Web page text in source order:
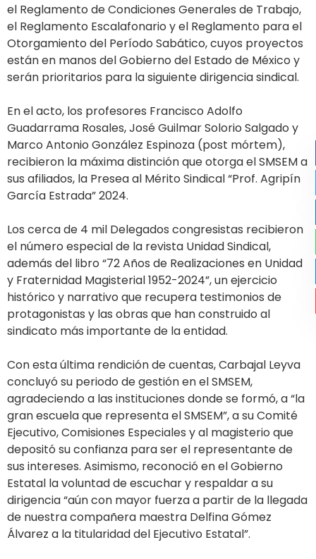
el Reglamento de Condiciones Generales de Trabajo,
el Reglamento Escalafonario y el Reglamento para el
Otorgamiento del Período Sabático, cuyos proyectos
están en manos del Gobierno del Estado de México y
serán prioritarios para la siguiente dirigencia sindical.
En el acto, los profesores Francisco Adolfo
Guadarrama Rosales, José Guilmar Solorio Salgado y
Marco Antonio González Espinoza (post mórtem),
recibieron la máxima distinción que otorga el SMSEM a
sus afiliados, la Presea al Mérito Sindical “Prof. Agripín
García Estrada” 2024.
Los cerca de 4 mil Delegados congresistas recibieron
el número especial de la revista Unidad Sindical,
además del libro “72 Años de Realizaciones en Unidad
y Fraternidad Magisterial 1952-2024”, un ejercicio
histórico y narrativo que recupera testimonios de
protagonistas y las obras que han construido al
sindicato más importante de la entidad.
Con esta última rendición de cuentas, Carbajal Leyva
concluyó su periodo de gestión en el SMSEM,
agradeciendo a las instituciones donde se formó, a “la
gran escuela que representa el SMSEM”, a su Comité
Ejecutivo, Comisiones Especiales y al magisterio que
depositó su confianza para ser el representante de
sus intereses. Asimismo, reconoció en el Gobierno
Estatal la voluntad de escuchar y respaldar a su
dirigencia “aún con mayor fuerza a partir de la llegada
de nuestra compañera maestra Delfina Gómez
Álvarez a la titularidad del Ejecutivo Estatal”.